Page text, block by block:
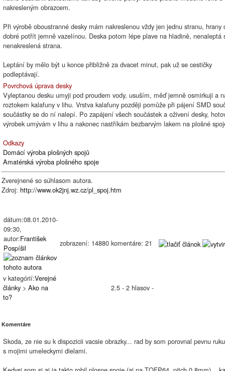
nakresleným obrazcem.
Při výrobě oboustranné desky mám nakreslenou vždy jen jednu stranu, hrany
dobré potřít jemně vazelínou. Deska potom lépe plave na hladině, nenaleptá
nenakreslená strana.
Leptání by mělo být u konce přibližně za dvacet minut, pak už se cestičky
podleptávají.
Povrchová úprava desky
Vyleptanou desku umyji pod proudem vody, usuším, měď jemně osmirkuji a
roztokem kalafuny v lihu. Vrstva kalafuny později pomůže při pájení SMD
součástky se do ní nalepí. Po zapájení všech součástek a oživení desky,
výrobek umývám v lihu a nakonec nastříkám bezbarvým lakem na plošné
Odkazy
Domácí výroba plošných spojů
Amatérská výroba plošného spoje
Zverejnené so súhlasom autora.
Zdroj: http://www.ok2jnj.wz.cz/pl_spoj.htm
dátum:08.01.2010-
09:30,
autor:František
Pospíšil
zobrazení: 14880 komentáre: 21
v kategórií:Verejné
články > Ako na
to?
2.5 - 2 hlasov -
Komentáre
Skoda, ze nie su k dispozicii vacsie obrazky... rad by som porovnal pevnu
s mojimi umeleckymi dielami.